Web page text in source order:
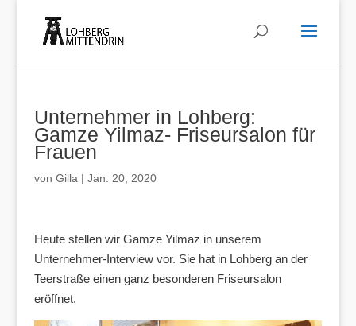
Unternehmer in Lohberg:
Gamze Yilmaz- Friseursalon für
Frauen
von Gilla | Jan. 20, 2020
Heute stellen wir Gamze Yilmaz in unserem
Unternehmer-Interview vor. Sie hat in Lohberg an der
Teerstraße einen ganz besonderen Friseursalon
eröffnet.